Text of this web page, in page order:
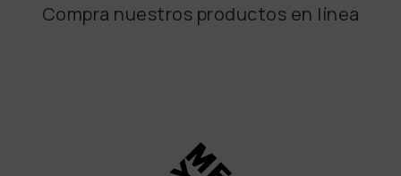
Compra nuestros productos en línea